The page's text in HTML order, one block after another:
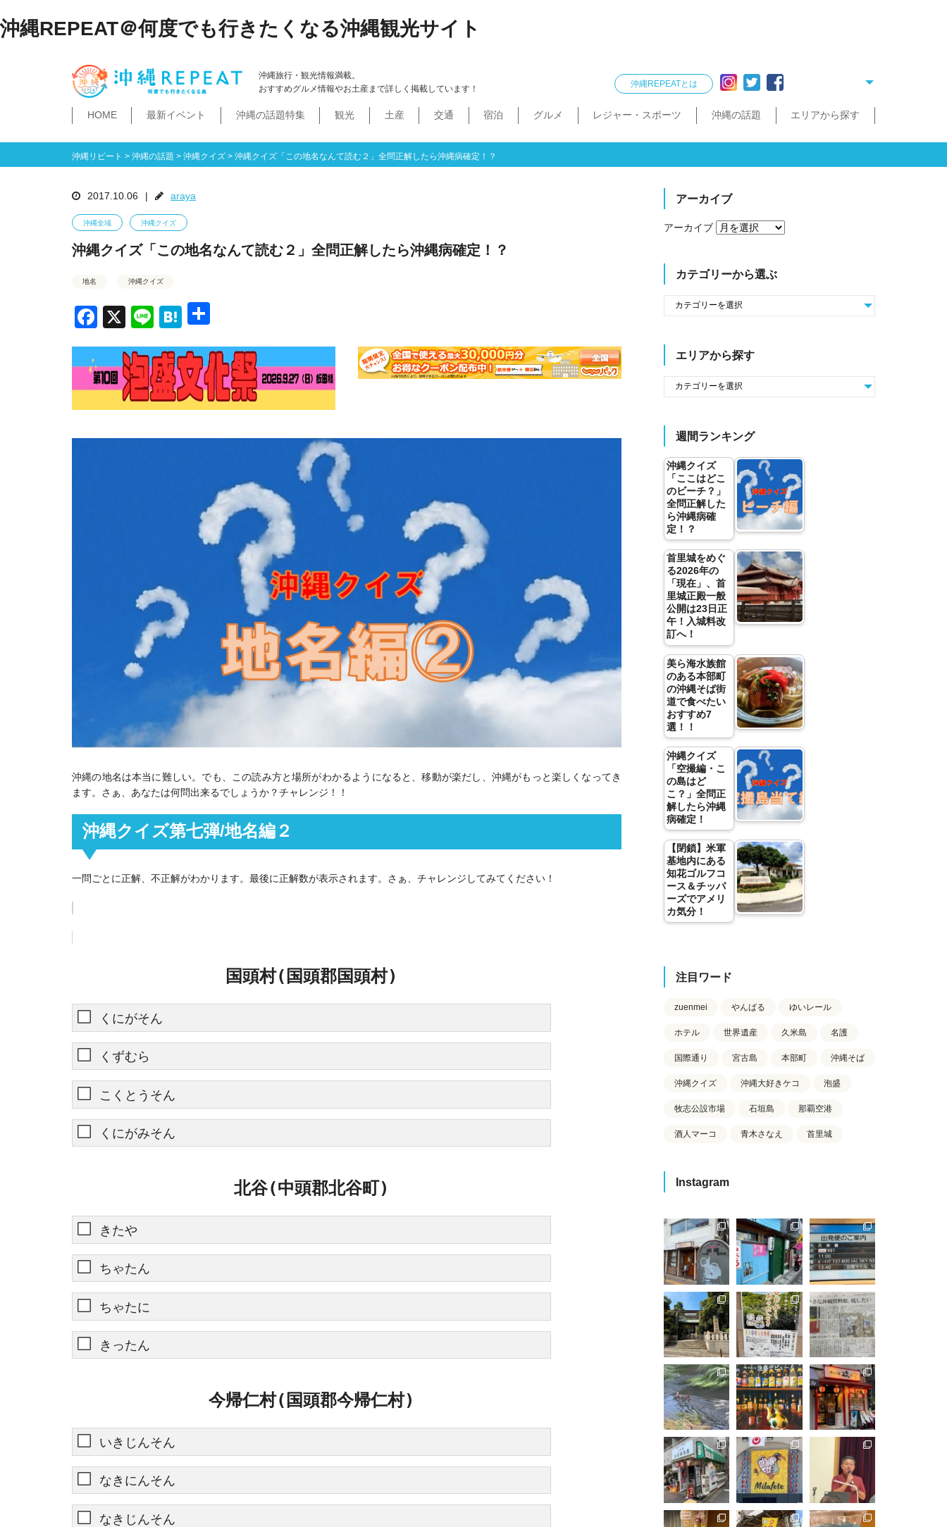
沖縄REPEAT＠何度でも行きたくなる沖縄観光サイト
沖縄旅行・観光情報満載。
おすすめグルメ情報やお土産まで詳しく掲載しています！
沖縄REPEATとは
HOME 最新イベント 沖縄の話題特集
観光
記念館・資料館
テーマパーク 世界遺産
絶景スポット
パワースポット
土産
交通
空港
飛行機
LCC
宿泊
グルメ
レジャー・スポーツ
沖縄の話題
エリアから探す
豊見城市
糸満市
南城市
八重瀬町・与那原町・南風原町
浦添市 うるま市
沖縄市
宜野湾市
北谷町
読谷村
嘉手納町
北中城村・中城村・西原町
石垣島
八重山諸島
沖縄リピート > 沖縄の話題 > 沖縄クイズ > 沖縄クイズ「この地名なんて読む２」全問正解したら沖縄病確定！？
2017.10.06 | araya
沖縄全域 沖縄クイズ
沖縄クイズ「この地名なんて読む２」全問正解したら沖縄病確定！？
地名 沖縄クイズ
Facebook
X LineHatena
沖縄の地名は本当に難しい。でも、この読み方と場所がわかるようになると、移動が楽だし、沖縄がもっと楽しくなってき
ます。さぁ、あなたは何問出来るでしょうか？チャレンジ！！
沖縄クイズ第七弾/地名編２
一問ごとに正解、不正解がわかります。最後に正解数が表示されます。さぁ、チャレンジしてみてください！
国頭村(国頭郡国頭村)
くにがそん
くずむら
こくとうそん
くにがみそん
北谷(中頭郡北谷町)
きたや
ちゃたん
ちゃたに
きったん
今帰仁村(国頭郡今帰仁村)
いきじんそん
なきにんそん
なきじんそん
アーカイブ
アーカイブ
カテゴリーから選ぶ
エリアから探す
週間ランキング
沖縄クイズ
「ここはどこ
のビーチ？」
全問正解した
ら沖縄病確
定！？
首里城をめぐ
る2026年の
「現在」、首
里城正殿一般
公開は23日正
午！入城料改
訂へ！
美ら海水族館
のある本部町
の沖縄そば街
道で食べたい
おすすめ7
選！！
沖縄クイズ
「空撮編・こ
の島はど
こ？」全問正
解したら沖縄
病確定！
【閉鎖】米軍
基地内にある
知花ゴルフコ
ース＆チッパ
ーズでアメリ
カ気分！
注目ワード
zuenmei やんばる ゆいレール
ホテル 世界遺産 久米島 名護
国際通り 宮古島 本部町 沖縄そば
沖縄クイズ 沖縄大好きケコ 泡盛
牧志公設市場 石垣島 那覇空港
酒人マーコ 青木さなえ 首里城
Instagram